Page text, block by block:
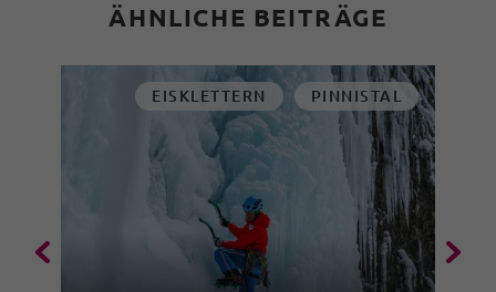
ÄHNLICHE BEITRÄGE
EISKLETTERN PINNISTAL